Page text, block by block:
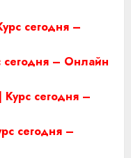
сегодня –
сегодня – Онлайн
сегодня –
сегодня –